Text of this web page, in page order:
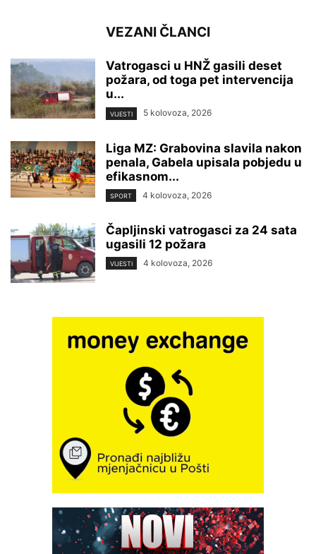
VEZANI ČLANCI
Vatrogasci u HNŽ gasili deset
požara, od toga pet intervencija
u...
VIJESTI 5 kolovoza, 2026
Liga MZ: Grabovina slavila nakon
penala, Gabela upisala pobjedu u
efikasnom...
SPORT 4 kolovoza, 2026
Čapljinski vatrogasci za 24 sata
ugasili 12 požara
VIJESTI 4 kolovoza, 2026